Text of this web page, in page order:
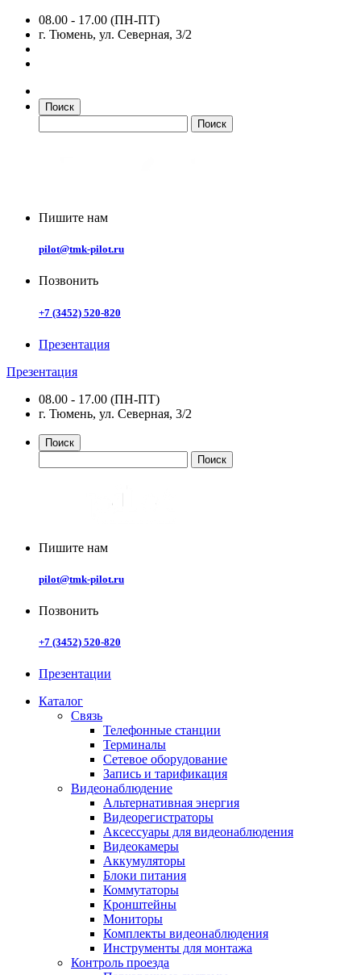
08.00 - 17.00 (ПН-ПТ)
г. Тюмень, ул. Северная, 3/2
Поиск
Пишите нам
pilot@tmk-pilot.ru
Позвонить
+7 (3452) 520-820
Презентация
Презентация
08.00 - 17.00 (ПН-ПТ)
г. Тюмень, ул. Северная, 3/2
Поиск
Пишите нам
pilot@tmk-pilot.ru
Позвонить
+7 (3452) 520-820
Презентации
Каталог
Связь
Телефонные станции
Терминалы
Сетевое оборудование
Запись и тарификация
Видеонаблюдение
Альтернативная энергия
Видеорегистраторы
Аксессуары для видеонаблюдения
Видеокамеры
Аккумуляторы
Блоки питания
Коммутаторы
Кронштейны
Мониторы
Комплекты видеонаблюдения
Инструменты для монтажа
Контроль проезда